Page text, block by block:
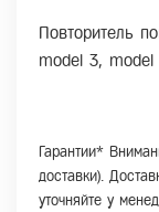
Повторитель
model 3,
Гарантии*
доставки).
уточняйте у